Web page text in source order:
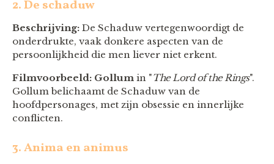
2. De schaduw
Beschrijving: De Schaduw vertegenwoordigt de
onderdrukte, vaak donkere aspecten van de
persoonlijkheid die men liever niet erkent.
Filmvoorbeeld: Gollum in "The Lord of the Rings".
Gollum belichaamt de Schaduw van de
hoofdpersonages, met zijn obsessie en innerlijke
conflicten.
3. Anima en animus